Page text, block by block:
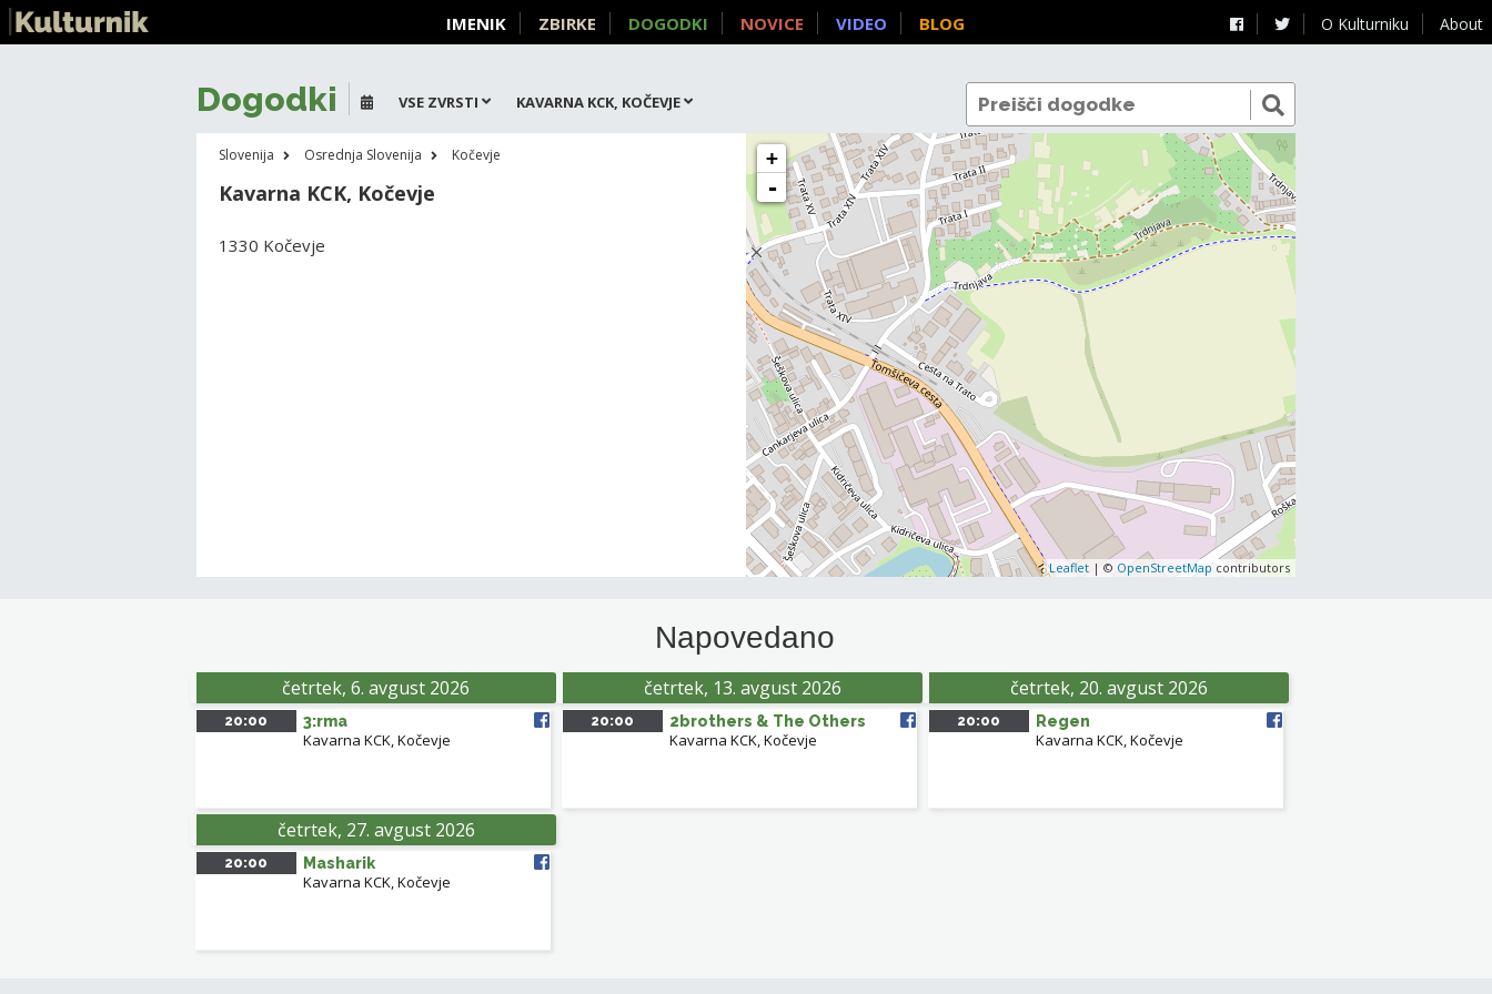
O Kulturniku About
IMENIK ZBIRKE DOGODKI NOVICE VIDEO BLOG
Dogodki VSE ZVRSTI KAVARNA KCK, KOČEVJE
Slovenija Osrednja Slovenija Kočevje
Kavarna KCK, Kočevje
1330 Kočevje
+
-
Leaflet | © OpenStreetMapcontributors
Napovedano
četrtek, 6. avgust 2026
20:00 3:rma
Kavarna KCK, Kočevje
četrtek, 13. avgust 2026
20:00 2brothers & The Others
Kavarna KCK, Kočevje
četrtek, 20. avgust 2026
20:00 Regen
Kavarna KCK, Kočevje
četrtek, 27. avgust 2026
20:00 Masharik
Kavarna KCK, Kočevje